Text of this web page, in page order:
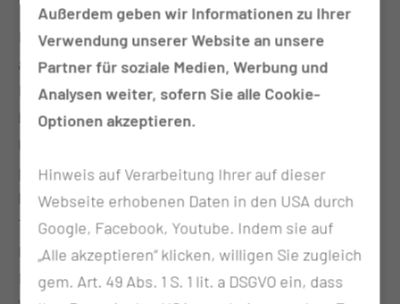
Derzeit erfolgt die stationäre Kinderpalliativmedizin
als Komplexbehandlung auf allen Stationen der
Kinderklinik. Säuglinge, Kinder und Jugendliche,
bei denen zusätzlich zu der stationären
krankheitsspezifischen Behandlung eine
palliativmedizinische Versorgung notwendig wird,
können so von einem hierfür speziell ausgebildeten
Team von Kinderkrankenschwestern, Ärzten,
Psychologen, Sozialarbeitern betreut werden.
Darüber hinaus entsteht aktuell zur weiteren
Außerdem geben wir Informationen zu Ihrer
Verwendung unserer Website an unsere
Partner für soziale Medien, Werbung und
Analysen weiter, sofern Sie alle Cookie-
Optionen akzeptieren.
Hinweis auf Verarbeitung Ihrer auf dieser
Webseite erhobenen Daten in den USA durch
Google, Facebook, Youtube. Indem sie auf
„Alle akzeptieren“ klicken, willigen Sie zugleich
gem. Art. 49 Abs. 1 S. 1 lit. a DSGVO ein, dass